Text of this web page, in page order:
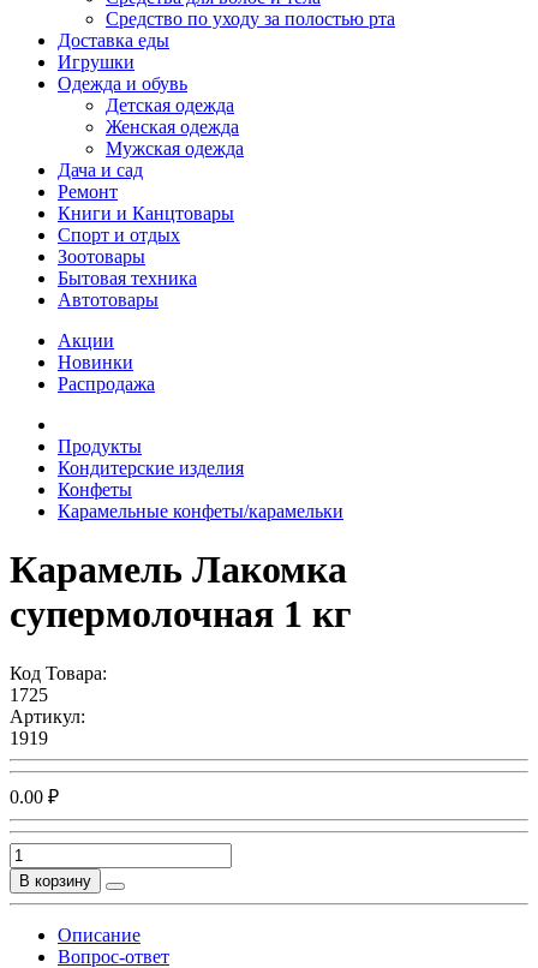
Средство по уходу за полостью рта
Доставка еды
Игрушки
Одежда и обувь
Детская одежда
Женская одежда
Мужская одежда
Дача и сад
Ремонт
Книги и Канцтовары
Спорт и отдых
Зоотовары
Бытовая техника
Автотовары
Акции
Новинки
Распродажа
Продукты
Кондитерские изделия
Конфеты
Карамельные конфеты/карамельки
Карамель Лакомка
супермолочная 1 кг
Код Товара:
1725
Артикул:
1919
0.00 ₽
В корзину
Описание
Вопрос-ответ